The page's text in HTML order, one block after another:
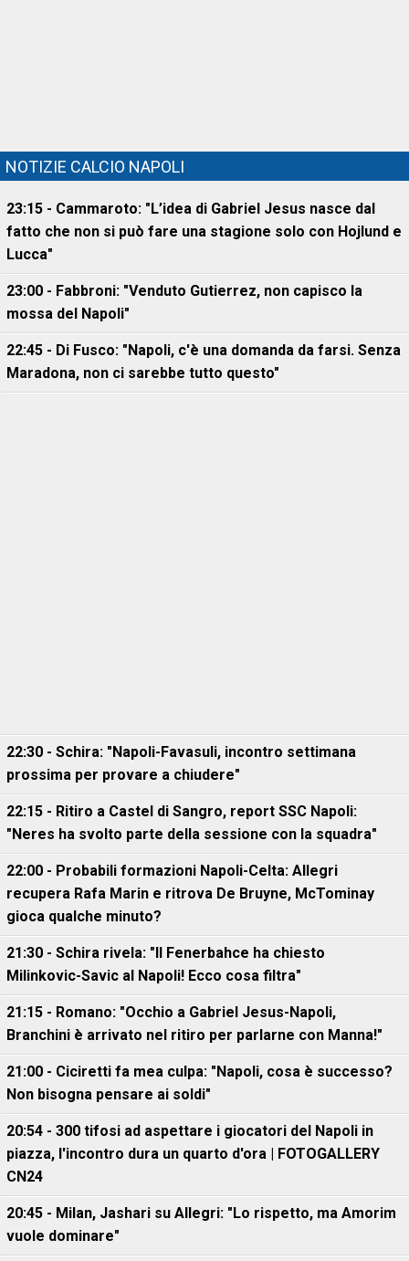
NOTIZIE CALCIO NAPOLI
23:15 - Cammaroto: "L’idea di Gabriel Jesus nasce dal
fatto che non si può fare una stagione solo con Hojlund e
Lucca"
23:00 - Fabbroni: "Venduto Gutierrez, non capisco la
mossa del Napoli"
22:45 - Di Fusco: "Napoli, c'è una domanda da farsi. Senza
Maradona, non ci sarebbe tutto questo"
22:30 - Schira: "Napoli-Favasuli, incontro settimana
prossima per provare a chiudere"
22:15 - Ritiro a Castel di Sangro, report SSC Napoli:
"Neres ha svolto parte della sessione con la squadra"
22:00 - Probabili formazioni Napoli-Celta: Allegri
recupera Rafa Marin e ritrova De Bruyne, McTominay
gioca qualche minuto?
21:30 - Schira rivela: "Il Fenerbahce ha chiesto
Milinkovic-Savic al Napoli! Ecco cosa filtra"
21:15 - Romano: "Occhio a Gabriel Jesus-Napoli,
Branchini è arrivato nel ritiro per parlarne con Manna!"
21:00 - Ciciretti fa mea culpa: "Napoli, cosa è successo?
Non bisogna pensare ai soldi"
20:54 - 300 tifosi ad aspettare i giocatori del Napoli in
piazza, l'incontro dura un quarto d'ora | FOTOGALLERY
CN24
20:45 - Milan, Jashari su Allegri: "Lo rispetto, ma Amorim
vuole dominare"